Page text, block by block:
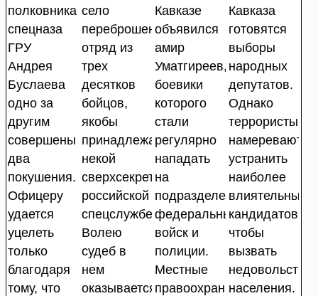
полковника
спецназа
ГРУ
Андрея
Буслаева
одно за
другим
совершены
два
покушения.
Офицеру
удается
уцелеть
только
благодаря
тому, что
село
переброшен
отряд из
трех
десятков
бойцов,
якобы
принадлежащий
некой
сверхсекретной
российской
спецслужбе.
Волею
судеб в
нем
оказывается
Кавказе
объявился
амир
Уматгиреев,
боевики
которого
стали
регулярно
нападать
на
подразделения
федеральных
войск и
полиции.
Местные
правоохранители
Кавказа
готовятся
выборы
народных
депутатов.
Однако
террористы
намереваются
устранить
наиболее
влиятельных
кандидатов,
чтобы
вызвать
недовольство
населения.